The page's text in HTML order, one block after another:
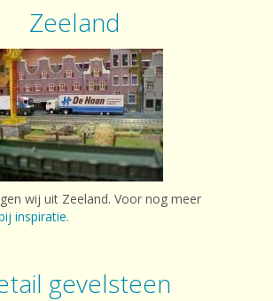
Zeeland
wij uit Zeeland. Voor nog meer
inspiratie.
gevelsteen